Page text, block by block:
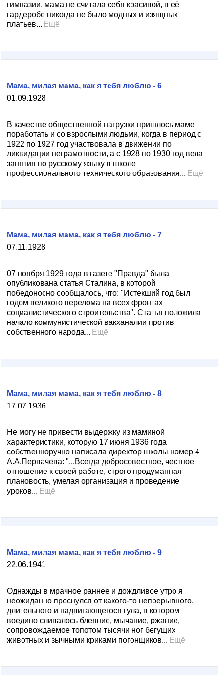
гимназии, мама не считала себя красивой, в её
гардеробе никогда не было модных и изящных
платьев... Ещё
01.09.1928
Мама, милая мама, как я тебя люблю - 6
В качестве общественной нагрузки пришлось маме
поработать и со взрослыми людьми, когда в период с
1922 по 1927 год участвовала в движении по
ликвидации неграмотности, а с 1928 по 1930 год вела
занятия по русскому языку в школе
профессионального технического образования... Ещё
07.11.1928
Мама, милая мама, как я тебя люблю - 7
07 ноября 1929 года в газете "Правда" была
опубликована статья Сталина, в которой
победоносно сообщалось, что: "Истекший год был
годом великого перелома на всех фронтах
социалистического строительства". Статья положила
начало коммунистической вакханалии против
собственного народа... Ещё
17.07.1936
Мама, милая мама, как я тебя люблю - 8
Не могу не привести выдержку из маминой
характеристики, которую 17 июня 1936 года
собственноручно написала директор школы номер 4
А.А.Первачева: "...Всегда добросовестное, честное
отношение к своей работе, строго продуманная
плановость, умелая организация и проведение
уроков... Ещё
22.06.1941
Мама, милая мама, как я тебя люблю - 9
Однажды в мрачное раннее и дождливое утро я
неожиданно проснулся от какого-то непрерывного,
длительного и надвигающегося гула, в котором
воедино сливалось блеяние, мычание, ржание,
сопровождаемое топотом тысячи ног бегущих
животных и зычными криками погонщиков... Ещё